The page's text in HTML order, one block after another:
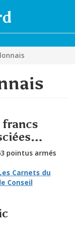
francs
pointus armés
Carnets du
Conseil